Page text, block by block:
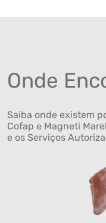
Onde
Saiba onde existem
Cofap e Magneti
e os Serviços